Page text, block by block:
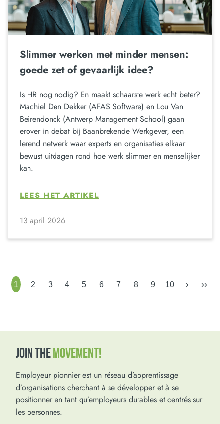
Slimmer werken met minder mensen:
goede zet of gevaarlijk idee?
Is HR nog nodig? En maakt schaarste werk echt beter?
Machiel Den Dekker (AFAS Software) en Lou Van
Beirendonck (Antwerp Management School) gaan
erover in debat bij Baanbrekende Werkgever, een
lerend netwerk waar experts en organisaties elkaar
bewust uitdagen rond hoe werk slimmer en menselijker
kan.
LEES HET ARTIKEL
13 april 2026
1 2 3 4 5 6 7 8 9 10 › ››
JOIN THEMOVEMENT!
Employeur pionnier est un réseau d’apprentissage
d’organisations cherchant à se développer et à se
positionner en tant qu’employeurs durables et centrés sur
les personnes.